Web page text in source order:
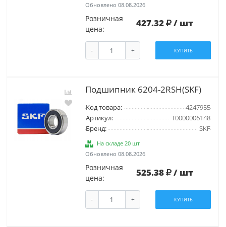
Обновлено 08.08.2026
Розничная
цена:
427.32 / шт
- + КУПИТЬ
Подшипник 6204-2RSH(SKF)
Код товара:
4247955
Артикул:
Т0000006148
Бренд:
SKF
На складе 20 шт
Обновлено 08.08.2026
Розничная
цена:
525.38 / шт
- + КУПИТЬ